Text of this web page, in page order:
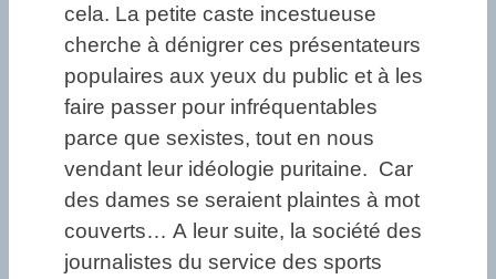
cela. La petite caste incestueuse
cherche à dénigrer ces présentateurs
populaires aux yeux du public et à les
faire passer pour infréquentables
parce que sexistes, tout en nous
vendant leur idéologie puritaine. Car
des dames se seraient plaintes à mot
couverts… A leur suite, la société des
journalistes du service des sports